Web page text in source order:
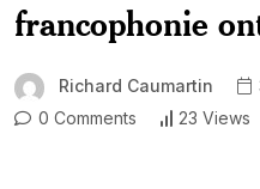
francophonie
Richard Caumartin
0 Comments
23 Views